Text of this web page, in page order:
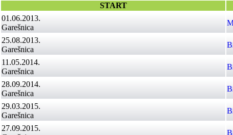
START
01.06.2013.
Garešnica
25.08.2013.
Garešnica
11.05.2014.
Garešnica
28.09.2014.
Garešnica
29.03.2015.
Garešnica
27.09.2015.